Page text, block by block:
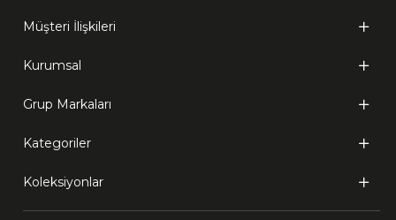
Müşteri İlişkileri
Kurumsal
Grup Markaları
Kategoriler
Koleksiyonlar